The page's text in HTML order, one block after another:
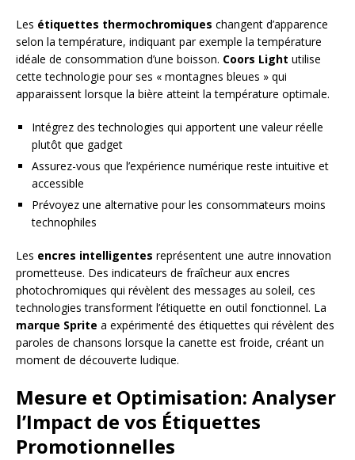
Les étiquettes thermochromiques changent d’apparence
selon la température, indiquant par exemple la température
idéale de consommation d’une boisson. Coors Light utilise
cette technologie pour ses « montagnes bleues » qui
apparaissent lorsque la bière atteint la température optimale.
Intégrez des technologies qui apportent une valeur réelle
plutôt que gadget
Assurez-vous que l’expérience numérique reste intuitive et
accessible
Prévoyez une alternative pour les consommateurs moins
technophiles
Les encres intelligentes représentent une autre innovation
prometteuse. Des indicateurs de fraîcheur aux encres
photochromiques qui révèlent des messages au soleil, ces
technologies transforment l’étiquette en outil fonctionnel. La
marque Sprite a expérimenté des étiquettes qui révèlent des
paroles de chansons lorsque la canette est froide, créant un
moment de découverte ludique.
Mesure et Optimisation: Analyser
l’Impact de vos Étiquettes
Promotionnelles